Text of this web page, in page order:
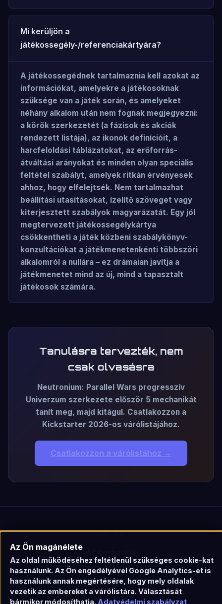
Mi kerüljön a
játékossegély-/referenciakártyára?
A játékossegédnek tartalmaznia kell azokat az
információkat, amelyekre a játékosoknak
szüksége van a játék során, és amelyeket
néhány alkalom után nem fognak megjegyezni:
a körök szerkezetét (a fázisok és akciók
rendezett listája), az ikonok definícióit, a
harcfeloldási táblázatokat, az erőforrás-
átváltási arányokat és minden olyan speciális
feltétel szabályt, amelyek ritkán érvényesek
ahhoz, hogy elfelejtsék. Nem tartalmazhat
beállítási utasításokat, ízelítő szöveget vagy
kiterjesztett szabályok magyarázatát. Egy jól
megtervezett játékossegélykártya
csökkentheti a játék közbeni szabálykönyv-
konzultációkat a játékmenetenkénti többszöri
alkalomról a nullára – ez drámaian javítja a
játékmenetet mind az új, mind a tapasztalt
játékosok számára.
Tanulásra tervezték, nem
csak olvasásra
Neutronium: Parallel Wars progresszív
Univerzum szerkezete először 5 mechanikát
tanít meg, majd kitágul. Csatlakozzon a
Kickstarter 2026-os várólistájához.
Csatlakozzon a várólistához →
Interaktív technológiafa
Univerzumok
Szabályok
Az Ön magánélete
Az oldal működéséhez feltétlenül szükséges cookie-kat
használunk. Az Ön engedélyével Google Analytics-et is
használunk annak megértésére, hogy mely oldalak
vezetik az embereket a várólistára. Választását
bármikor módosíthatja. Adatvédelmi szabályzat